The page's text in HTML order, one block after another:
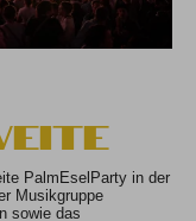
PalmEselParty in der
Musikgruppe
sowie das